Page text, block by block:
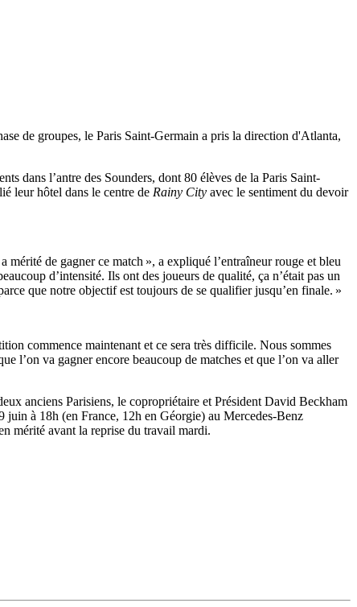
de groupes, le Paris Saint-Germain a pris la direction d'Atlanta,
dans l’antre des Sounders, dont 80 élèves de la Paris Saint-
leur hôtel dans le centre de Rainy City avec le sentiment du devoir
mérité de gagner ce match », a expliqué l’entraîneur rouge et bleu
d’intensité. Ils ont des joueurs de qualité, ça n’était pas un
que notre objectif est toujours de se qualifier jusqu’en finale. »
commence maintenant et ce sera très difficile. Nous sommes
l’on va gagner encore beaucoup de matches et que l’on va aller
anciens Parisiens, le copropriétaire et Président David Beckham
à 18h (en France, 12h en Géorgie) au Mercedes-Benz
mérité avant la reprise du travail mardi.